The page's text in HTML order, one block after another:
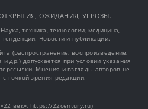
ОТКРЫТИЯ, ОЖИДАНИЯ, УГРОЗЫ.
техника, технологии, медицина,
Новости и публикации.
(распространение, воспроизведение,
др.) допускается при условии указания
Мнения и взгляды авторов не
с точкой зрения редакции.
век», https://22century.ru)